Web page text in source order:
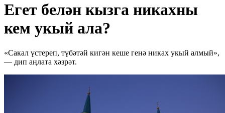
Егет белән кызга никахны
кем укый ала?
«Сакал үстереп, түбәтәй кигән кеше генә никах укый алмый»,
— дип аңлата хәзрәт.